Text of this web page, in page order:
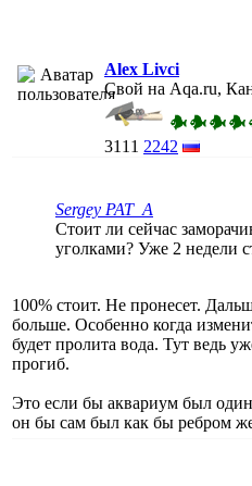
Alex Livci
Свой на Aqa.ru,
3111 2242
Sergey PAT_A
Стоит ли сейчас
уголками? Уже 2 недели
100% стоит. Не пронесет.
больше. Особенно когда
будет пролита вода. Тут ведь
прогиб.
Это если бы аквариум был
он бы сам был как бы ребром